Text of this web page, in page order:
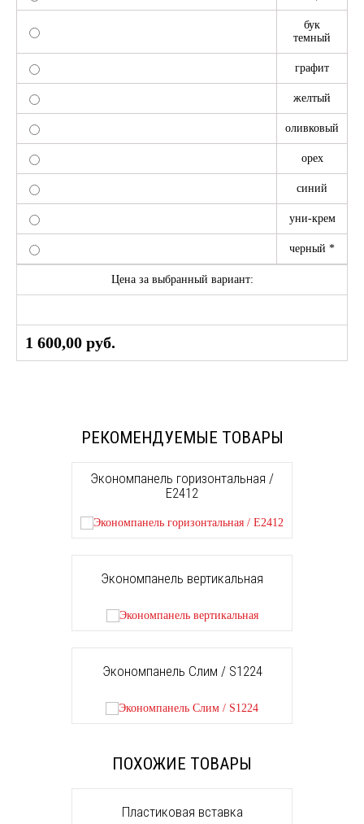
бук
темный
графит
желтый
оливковый
орех
синий
уни-крем
черный *
Цена за выбранный вариант:
1 600,00 руб.
РЕКОМЕНДУЕМЫЕ ТОВАРЫ
Экономпанель горизонтальная /
E2412
Экономпанель вертикальная
Экономпанель Слим / S1224
ПОХОЖИЕ ТОВАРЫ
Пластиковая вставка